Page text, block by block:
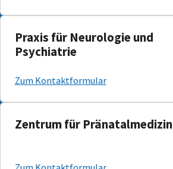
Praxis für Neurologie und
Psychiatrie
Zum Kontaktformular
Zentrum für Pränatalmedizin